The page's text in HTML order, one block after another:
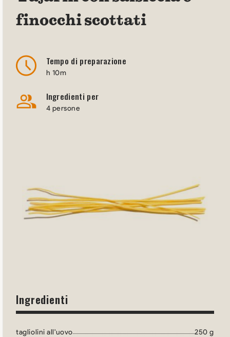
finocchi scottati
Tempo di preparazione
h 10m
Ingredienti per
4 persone
Ingredienti
tagliolini all'uovo
250 g